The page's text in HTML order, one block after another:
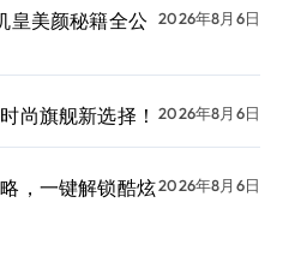
皇美颜秘籍全公 2026年8月6日
尚旗舰新选择！ 2026年8月6日
，一键解锁酷炫2026年8月6日